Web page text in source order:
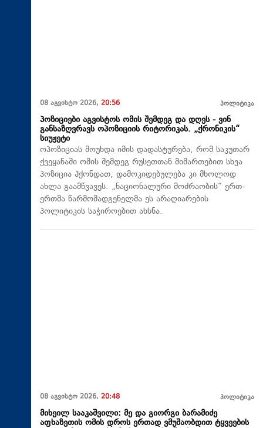
08 აგვისტო 2026, 20:56 პოლიტიკა
პოზიციები აგვისტოს ომის შემდეგ და დღეს - ვინ
განსაზღვრავს ოპოზიციის რიტორიკას. „ქრონიკის“
სიუჟეტი
ოპოზიციას მოუხდა იმის დადასტურება, რომ საკუთარ
ქვეყანაში ომის შემდეგ რუსეთთან მიმართებით სხვა
პოზიცია ჰქონდათ, დამოკიდებულება კი მხოლოდ
ახლა გაამწვავეს. „ნაციონალური მოძრაობის“ ერთ-
ერთმა წარმომადგენელმა ეს არაღიარების
პოლიტიკის საჭიროებით ახსნა.
08 აგვისტო 2026, 20:48 პოლიტიკა
მიხეილ სააკაშვილი: მე და გიორგი ბარამიძე
აფხაზეთის ომის დროს ერთად ვმუშაობდით ტყვეების